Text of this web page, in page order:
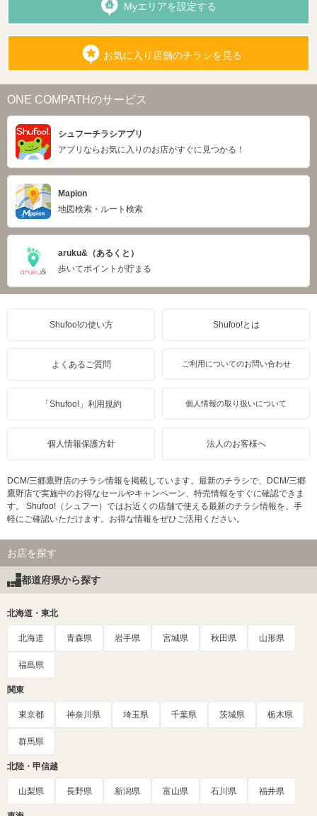
Myエリアを設定する
お気に入り店舗のチラシを見る
ONE COMPATHのサービス
シュフーチラシアプリ
アプリならお気に入りのお店がすぐに見つかる！
Mapion
地図検索・ルート検索
aruku&（あるくと）
歩いてポイントが貯まる
Shufoo!の使い方 Shufoo!とは
よくあるご質問 ご利用についてのお問い合わせ
「Shufoo!」利用規約 個人情報の取り扱いについて
個人情報保護方針 法人のお客様へ
DCM/三郷鷹野店のチラシ情報を掲載しています。最新のチラシで、DCM/三郷
鷹野店で実施中のお得なセールやキャンペーン、特売情報をすぐに確認できま
す。 Shufoo!（シュフー）ではお近くの店舗で使える最新のチラシ情報を、手
軽にご確認いただけます。お得な情報をぜひご活用ください。
お店を探す
都道府県から探す
北海道・東北
北海道 青森県 岩手県 宮城県 秋田県 山形県
福島県
関東
東京都 神奈川県 埼玉県 千葉県 茨城県 栃木県
群馬県
北陸・甲信越
山梨県 長野県 新潟県 富山県 石川県 福井県